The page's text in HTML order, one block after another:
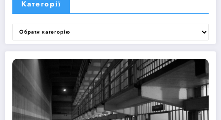
Категорії
Категорії